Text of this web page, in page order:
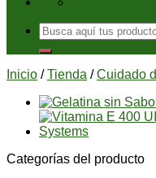
Buscar
por:
Inicio / Tienda / Cuidado
Categorías del producto